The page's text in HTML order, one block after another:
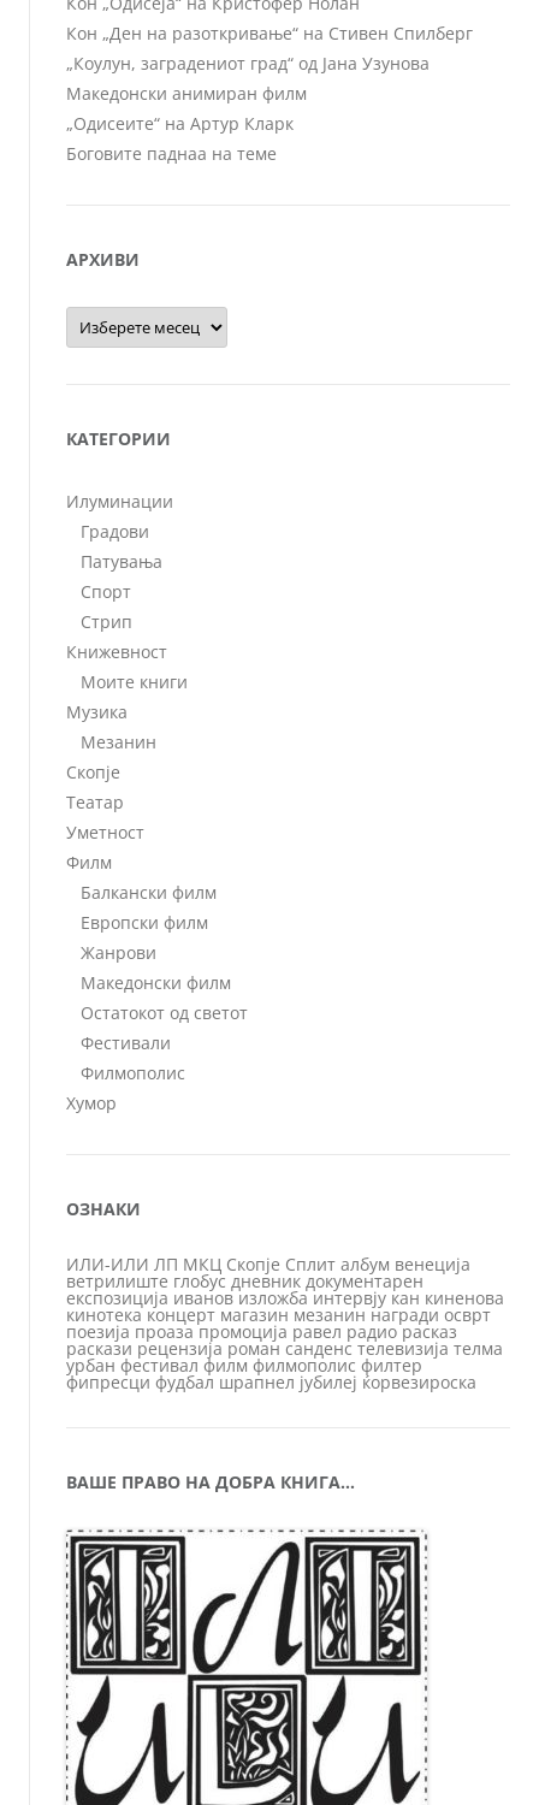
Кон „Ден на разоткривање“ на Стивен Спилберг
„Коулун, заградениот град“ од Јана Узунова
Македонски анимиран филм
„Одисеите“ на Артур Кларк
Боговите паднаа на теме
АРХИВИ
Архиви
КАТЕГОРИИ
Илуминации
Градови
Патувања
Спорт
Стрип
Книжевност
Моите книги
Музика
Мезанин
Скопје
Театар
Уметност
Филм
Балкански филм
Европски филм
Жанрови
Македонски филм
Остатокот од светот
Фестивали
Филмополис
Хумор
ОЗНАКИ
ИЛИ-ИЛИ ЛП МКЦ Скопје Сплит албум венеција
ветрилиште глобус дневник документарен
експозиција иванов изложба интервју кан киненова
кинотека концерт магазин мезанин награди осврт
поезија проаза промоција равел радио расказ
раскази рецензија роман санденс телевизија телма
урбан фестивал филм филмополис филтер
фипресци фудбал шрапнел јубилеј ќорвезироска
ВАШЕ ПРАВО НА ДОБРА КНИГА…